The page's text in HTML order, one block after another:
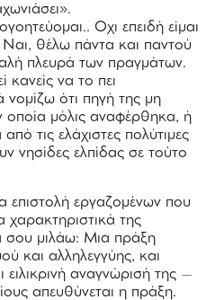
Οχι επειδή είμαι
θέλω πάντα και παντού
πλευρά των πραγμάτων.
να το πει
νομίζω ότι πηγή της μη
οποία μόλις αναφέρθηκα, ή
τις ελάχιστες πολύτιμες
νησίδες ελπίδας σε τούτο
επιστολή εργαζομένων που
χαρακτηριστικά της
σου μιλάω: Μια πράξη
και αλληλεγγύης, και
αναγνώρισή της –
απευθύνεται η πράξη.